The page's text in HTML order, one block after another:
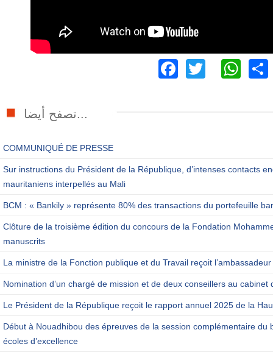
Facebook
Twitter
تصفح أيضا...
COMMUNIQUÉ DE PRESSE
Sur instructions du Président de la République, d’intenses contacts
mauritaniens interpellés au Mali
BCM : « Bankily » représente 80% des transactions du portefeuille
Clôture de la troisième édition du concours de la Fondation
manuscrits
La ministre de la Fonction publique et du Travail reçoit
Nomination d’un chargé de mission et de deux conseillers au cabinet
Le Président de la République reçoit le rapport annuel 2025 de la
Début à Nouadhibou des épreuves de la session complémentaire du
écoles d’excellence